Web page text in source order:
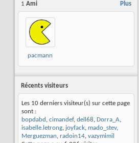
Plus
1 Ami
pacmann
Récents visiteurs
Les 10 derniers visiteur(s) sur cette page
sont :
bopdabd , cimandef, dell68, Dorra_A,
isabelle.letrong, joyfack, mado_stev,
Merguezman, radoin14, vazymimil